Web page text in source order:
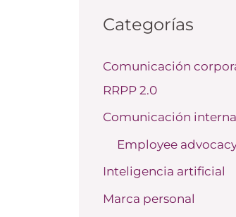
a
p
o
r
Categorías
Comunicación
RRPP 2.0
Comunicación interna
Employee
Inteligencia artificial
Marca personal